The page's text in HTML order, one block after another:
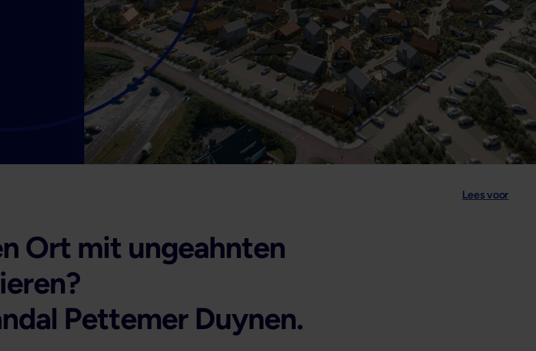
Lees voor
Ort mit ungeahnten
Pettemer Duynen.